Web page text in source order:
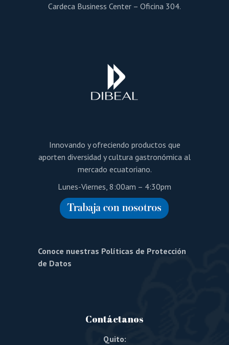
Cardeca Business Center – Oficina 304.
Innovando y ofreciendo productos que
aporten diversidad y cultura gastronómica al
mercado ecuatoriano.
Lunes-Viernes, 8:00am – 4:30pm
Conoce nuestras Políticas de Protección
de Datos
Contáctanos
Quito: